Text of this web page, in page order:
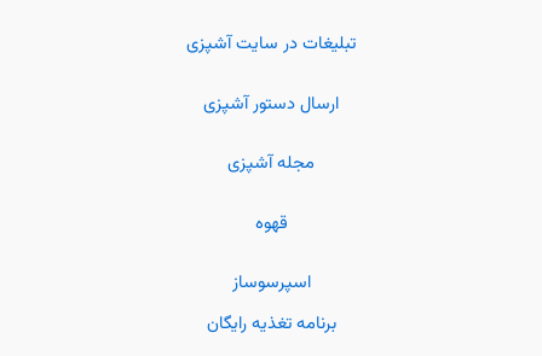
تبلیغات در سایت آشپزی
ارسال دستور آشپزی
مجله آشپزی
قهوه
اسپرسوساز
برنامه تغذیه رایگان